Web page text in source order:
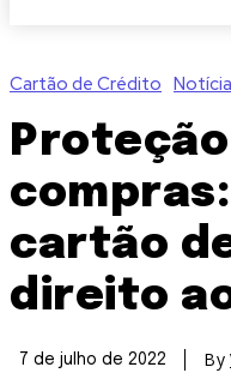
Cartão de Crédito
cartão
direito
7 de julho de 2022 By